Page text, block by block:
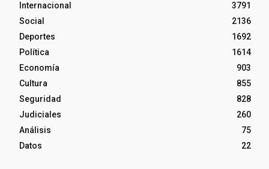
Internacional
3791
Social
2136
Deportes
1692
Política
1614
Economía
903
Cultura
855
Seguridad
828
Judiciales
260
Análisis
75
Datos
22